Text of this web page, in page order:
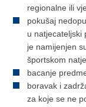
regionalne ili
pokušaj
u natjecateljski
je namijenjen
športskom
bacanje
boravak i
za koje se ne